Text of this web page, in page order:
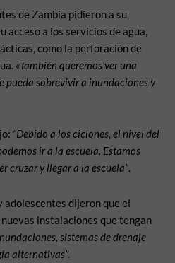
de Zambia pidieron a su
acceso a los servicios de agua,
como la perforación de
«También queremos ver una
pueda sobrevivir a inundaciones y
“Debido a los ciclones, el nivel del
ir a la escuela. Estamos
cruzar y llegar a la escuela”.
adolescentes dijeron que el
instalaciones que tengan
sistemas de drenaje
alternativas”.